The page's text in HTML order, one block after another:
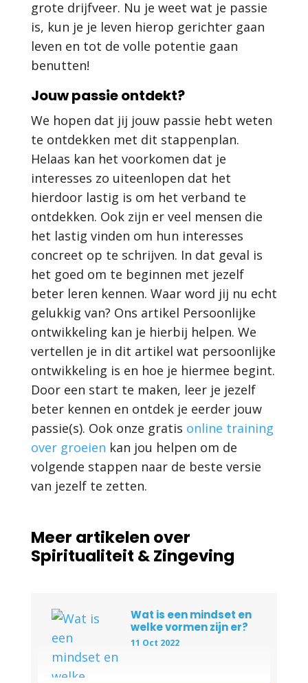
grote drijfveer. Nu je weet wat je passie
is, kun je je leven hierop gerichter gaan
leven en tot de volle potentie gaan
benutten!
Jouw passie ontdekt?
We hopen dat jij jouw passie hebt weten
te ontdekken met dit stappenplan.
Helaas kan het voorkomen dat je
interesses zo uiteenlopen dat het
hierdoor lastig is om het verband te
ontdekken. Ook zijn er veel mensen die
het lastig vinden om hun interesses
concreet op te schrijven. In dat geval is
het goed om te beginnen met jezelf
beter leren kennen. Waar word jij nu echt
gelukkig van? Ons artikel Persoonlijke
ontwikkeling kan je hierbij helpen. We
vertellen je in dit artikel wat persoonlijke
ontwikkeling is en hoe je hiermee begint.
Door een start te maken, leer je jezelf
beter kennen en ontdek je eerder jouw
passie(s). Ook onze gratis online training
over groeien kan jou helpen om de
volgende stappen naar de beste versie
van jezelf te zetten.
Meer artikelen over
Spiritualiteit & Zingeving
Wat is een mindset en
welke vormen zijn er?
11 Oct 2022